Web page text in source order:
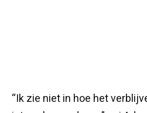
“Ik zie niet in hoe het